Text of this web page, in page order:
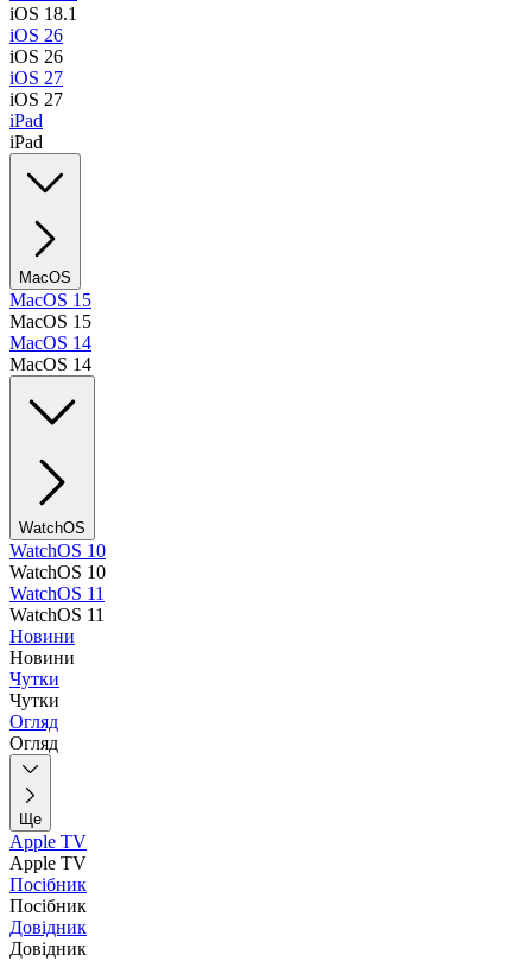
iOS 18.1
iOS 26
iOS 26
iOS 27
iOS 27
iPad
iPad
MacOS
MacOS 15
MacOS 15
MacOS 14
MacOS 14
WatchOS
WatchOS 10
WatchOS 10
WatchOS 11
WatchOS 11
Новини
Новини
Чутки
Чутки
Огляд
Огляд
Ще
Apple TV
Apple TV
Посібник
Посібник
Довідник
Довідник